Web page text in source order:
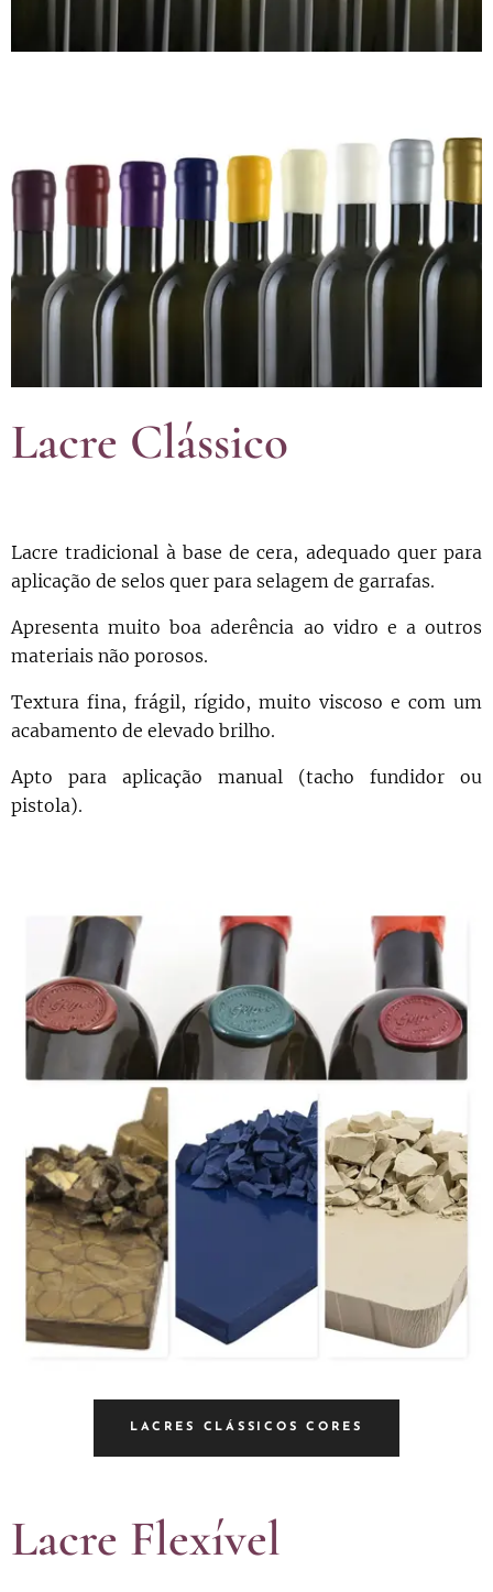
Lacre Clássico
Lacre tradicional à base de cera, adequado quer para
aplicação de selos quer para selagem de garrafas.
Apresenta muito boa aderência ao vidro e a outros
materiais não porosos.
Textura fina, frágil, rígido, muito viscoso e com um
acabamento de elevado brilho.
Apto para aplicação manual (tacho fundidor ou
pistola).
LACRES CLÁSSICOS CORES
Lacre Flexível